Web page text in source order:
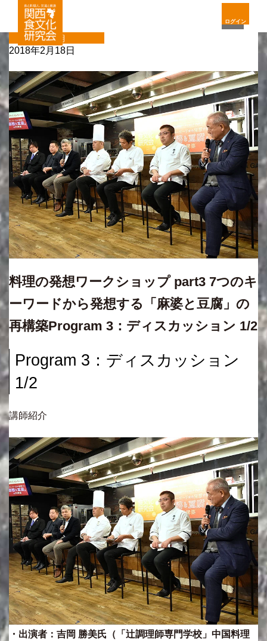
ログイン
定期
2018年2月18日
料理の発想ワークショップ part3 7つのキ
ーワードから発想する「麻婆と豆腐」の
再構築Program 3：ディスカッション 1/2
Program 3：ディスカッション
1/2
講師紹介
・出演者：吉岡 勝美氏（「辻調理師専門学校」中国料理